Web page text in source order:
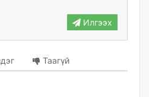
Илгээх
Таагүй